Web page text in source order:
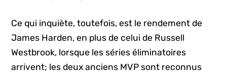
Ce qui inquiète, toutefois, est le rendement de
James Harden, en plus de celui de Russell
Westbrook, lorsque les séries éliminatoires
arrivent; les deux anciens MVP sont reconnus